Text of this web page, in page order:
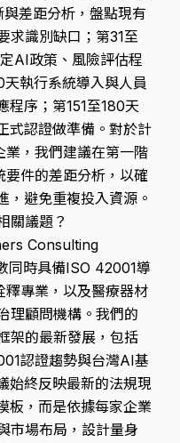
差距分析，盤點現有
求識別缺口；第31至
AI政策、風險評估程
執行系統導入與人員
程序；第151至180天
式認證做準備。對於計
，我們建議在第一階
件的差距分析，以確
，避免重複投入資源。
關議題？
Consulting
同時具備ISO 42001導
專業，以及醫療器材
理顧問機構。我們的
架的最新發展，包括
認證趨勢與台灣AI基
始終反映最新的法規現
板，而是依據每家企業
市場布局，設計量身